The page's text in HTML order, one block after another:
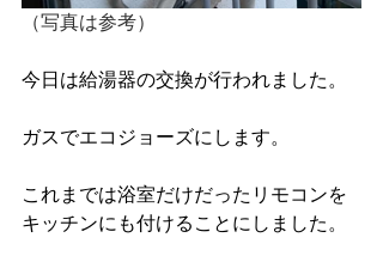
（写真は参考）
今日は給湯器の交換が行われました。
ガスでエコジョーズにします。
これまでは浴室だけだったリモコンを
キッチンにも付けることにしました。